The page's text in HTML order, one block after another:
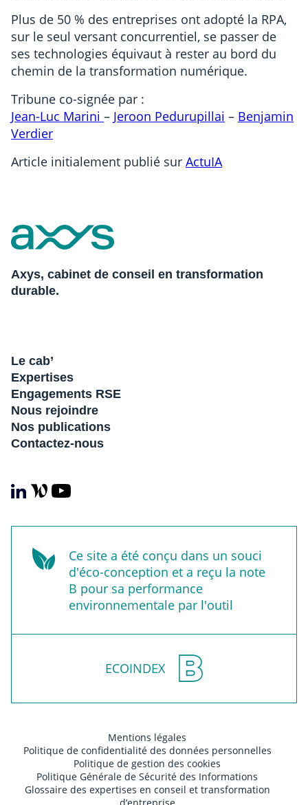
Plus de 50 % des entreprises ont adopté la RPA,
sur le seul versant concurrentiel, se passer de
ses technologies équivaut à rester au bord du
chemin de la transformation numérique.
Tribune co-signée par :
Jean-Luc Marini – Jeroon Pedurupillai – Benjamin
Verdier
Article initialement publié sur ActuIA
Axys, cabinet de conseil en transformation
durable.
Le cab’
Expertises
Engagements RSE
Nous rejoindre
Nos publications
Contactez-nous
Ce site a été conçu dans un souci
d'éco-conception et a reçu la note
B pour sa performance
environnementale par l'outil
ECOINDEX
Mentions légales
Politique de confidentialité des données personnelles
Politique de gestion des cookies
Politique Générale de Sécurité des Informations
Glossaire des expertises en conseil et transformation